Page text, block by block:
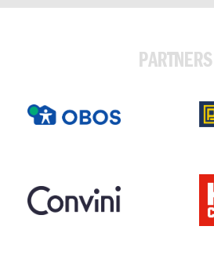
PARTNERS